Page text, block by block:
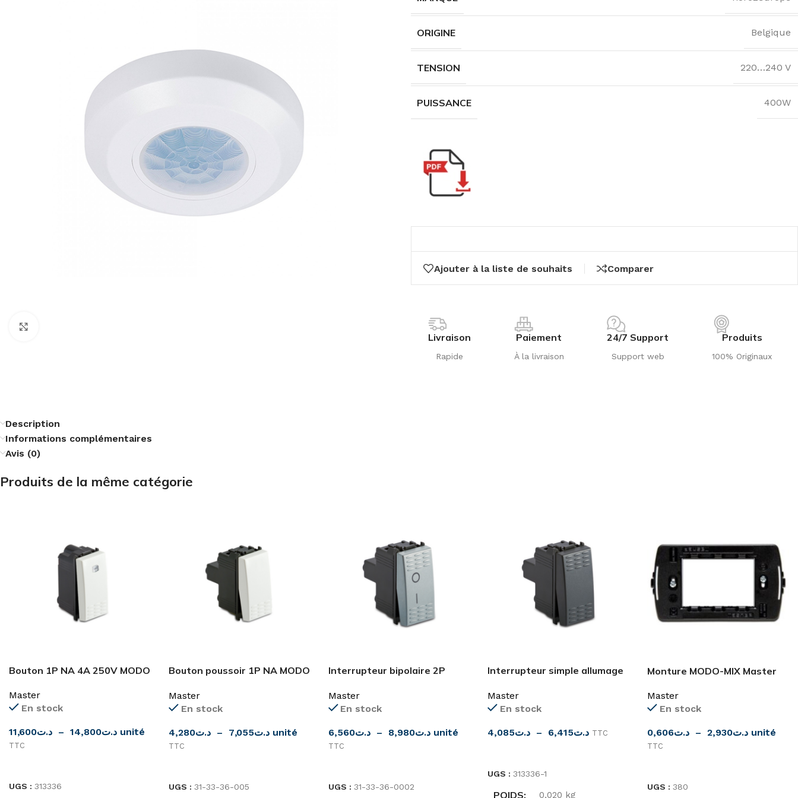
ORIGINE Belgique
TENSION 220…240 V
PUISSANCE 400W
Ajouter à la liste de souhaits Comparer
Livraison
Rapide
Paiement
À la livraison
24/7 Support
Support web
Produits
100% Originaux
Description
Informations complémentaires
Avis (0)
Produits de la même catégorie
Bouton 1P NA 4A 250V MODO
Master
En stock
د.ت11,600 – د.ت14,800 unité
TTC
UGS : 313336
Bouton poussoir 1P NA MODO
Master
En stock
د.ت4,280 – د.ت7,055 unité
TTC
UGS : 31-33-36-005
Interrupteur bipolaire 2P
Master
En stock
د.ت6,560 – د.ت8,980 unité
TTC
UGS : 31-33-36-0002
Interrupteur simple allumage
Master
En stock
د.ت4,085 – د.ت6,415 TTC
UGS :313336-1
POIDS 0,020 kg
Monture MODO-MIX Master
Master
En stock
د.ت0,606 – د.ت2,930 unité
TTC
UGS :380